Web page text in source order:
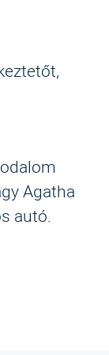
Agatha
autó.